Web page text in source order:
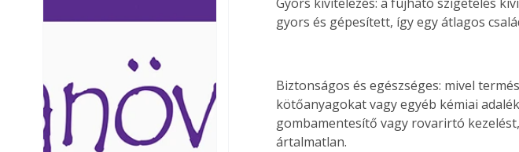
Ezermester lapszámai. A
Laptapir kényelmes megoldás,
gyors és gépesített, így egy átlagos
Biztonságos és egészséges: mivel
kötőanyagokat vagy egyéb kémiai
gombamentesítő vagy rovarirtó
ártalmatlan.